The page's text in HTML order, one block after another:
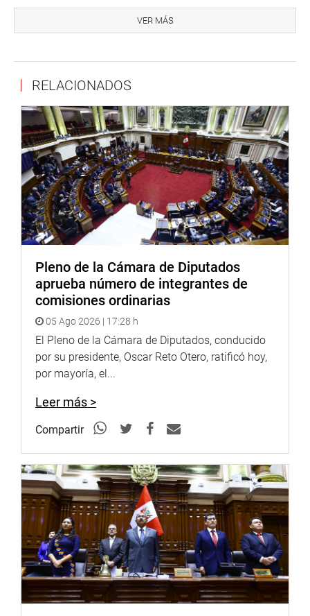
de implementación de la justicia itinerante, elige los
lugares que concentren personas en condición de
Asimismo, que el Ministerio de Desarrollo e Inclusión
Social (Midis) facilite al Poder Judicial la utilización de la
plataforma de servicios del Programa Nacional Tambos
(PNT) así como las plataformas itinerantes de acción
social (PIAS) para el desarrollo de actividades de
ejecución de la justicia itinerante.
Igualmente, para efectos de la aplicación de la ley, la
población en condición de vulnerabilidad es
aquella de escasos recursos económicos o en situación
se encuentra en lugares geográficamente lejanos o con
especiales dificultades de comunicación.
Se precisa que el Poder Judicial debe coordinar con el
Instituto Nacional de Estadística e Informática (INEI) la
identificación de las personas en condición de pobreza o
pobreza extrema con necesidades de acceso a la justicia
OFICINA DE COMUNICACIONES E IMAGEN
INSTITUCIONAL
VER MÁS
RELACIONADOS
Pleno de la Cámara de Diputados
aprueba número de integrantes de
comisiones ordinarias
05 Ago 2026 | 17:28 h
El Pleno de la Cámara de Diputados, conducido
por su presidente, Oscar Reto Otero, ratificó hoy,
por mayoría, el...
Leer más >
Compartir